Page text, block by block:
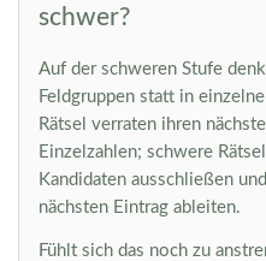
schwer?
Auf der schweren Stufe
Feldgruppen statt in
Rätsel verraten ihren
Einzelzahlen; schwere
Kandidaten ausschließen
nächsten Eintrag ableiten.
Fühlt sich das noch zu